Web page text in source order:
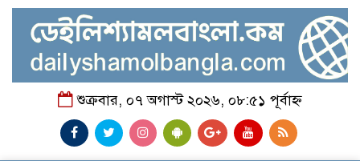
শুক্রবার, ০৭ অগাস্ট ২০২৬, ০৮:৫১ পূর্বাহ্ন